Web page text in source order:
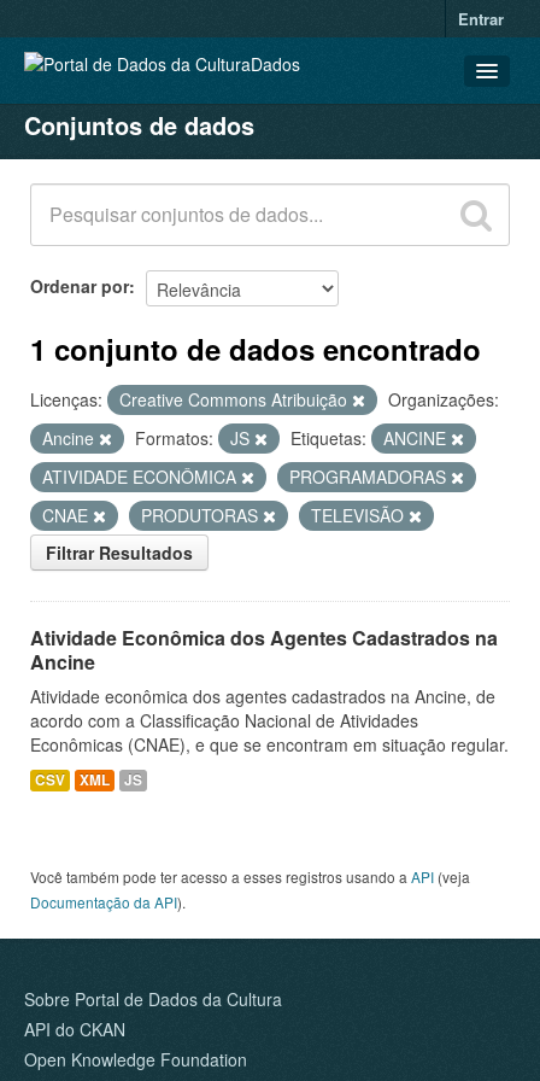
Entrar
CONJUNTOS DE DADOS
ORGANIZAÇÕES
GRUPOS
SOBRE
Conjuntos de dados
Ordenar por
1 conjunto de dados encontrado
Licenças: Creative Commons Atribuição
Organizações:
Ancine
Formatos: JS Etiquetas:
ANCINE
ATIVIDADE ECONÔMICA
PROGRAMADORAS
CNAE
PRODUTORAS
TELEVISÃO
Filtrar Resultados
Atividade Econômica dos Agentes Cadastrados na
Ancine
Atividade econômica dos agentes cadastrados na Ancine, de
acordo com a Classificação Nacional de Atividades
Econômicas (CNAE), e que se encontram em situação regular.
CSV XML JS
Você também pode ter acesso a esses registros usando a API (veja
Documentação da API).
Sobre Portal de Dados da Cultura
API do CKAN
Open Knowledge Foundation